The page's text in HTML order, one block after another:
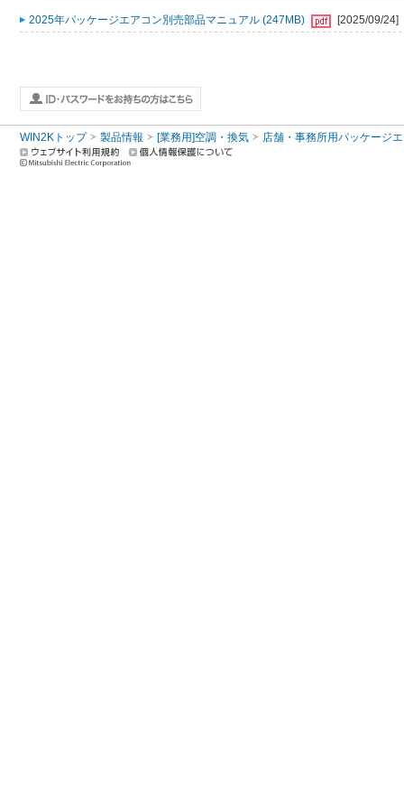
2025年パッケージエアコン別売部品マニュアル (247MB) [2025/09/24]
WIN2Kトップ 製品情報 [業務用]空調・換気 店舗・事務所用パッケージ